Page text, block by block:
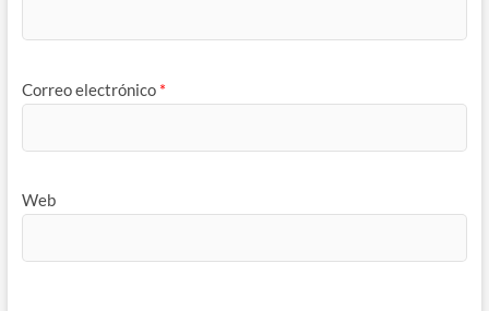
Correo electrónico *
Web